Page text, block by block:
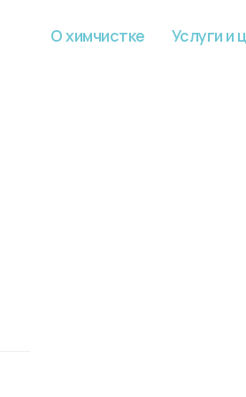
О химчистке Услуги и